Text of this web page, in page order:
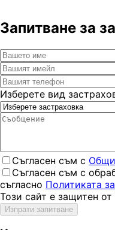
Запитване за
Изберете вид
Съгласен съм с
Съгласен съм с
съгласно Политиката
Този сайт е защитен от
Изпрати запитване